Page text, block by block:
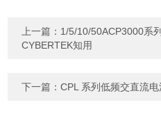
上一篇： 1/5/10/50ACP3000系
CYBERTEK知用
下一篇：CPL 系列低频交直流